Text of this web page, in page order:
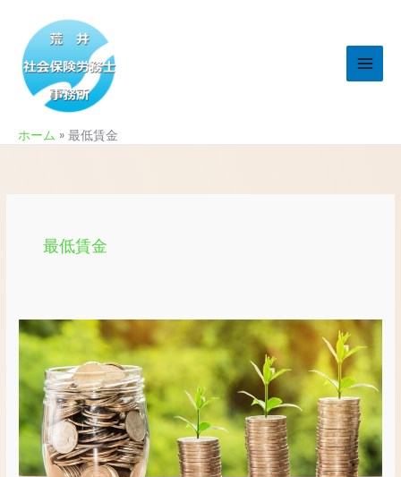
プ
ホーム 最低賃金
最低賃金
2023
年
低
賃
金